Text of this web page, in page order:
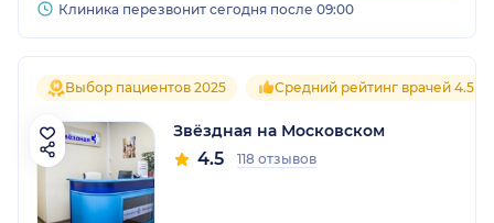
Клиника перезвонит сегодня после 09:00
Выбор пациентов 2025 Средний рейтинг врачей 4.5
Звёздная на Московском
4.5 118 отзывов